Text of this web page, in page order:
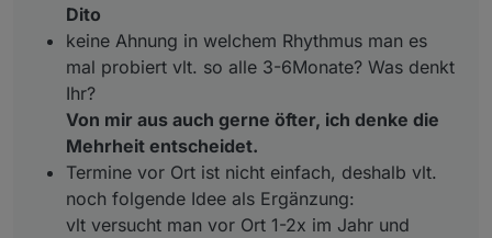
Dito
keine Ahnung in welchem Rhythmus man es
mal probiert vlt. so alle 3-6Monate? Was denkt
Ihr?
Von mir aus auch gerne öfter, ich denke die
Mehrheit entscheidet.
Termine vor Ort ist nicht einfach, deshalb vlt.
noch folgende Idee als Ergänzung:
vlt versucht man vor Ort 1-2x im Jahr und